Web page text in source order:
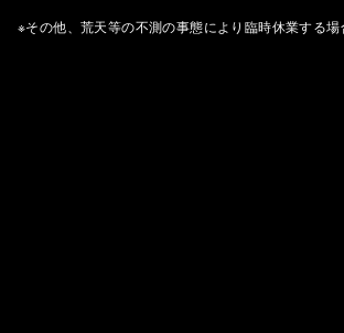
※その他、荒天等の不測の事態により臨時休業する場